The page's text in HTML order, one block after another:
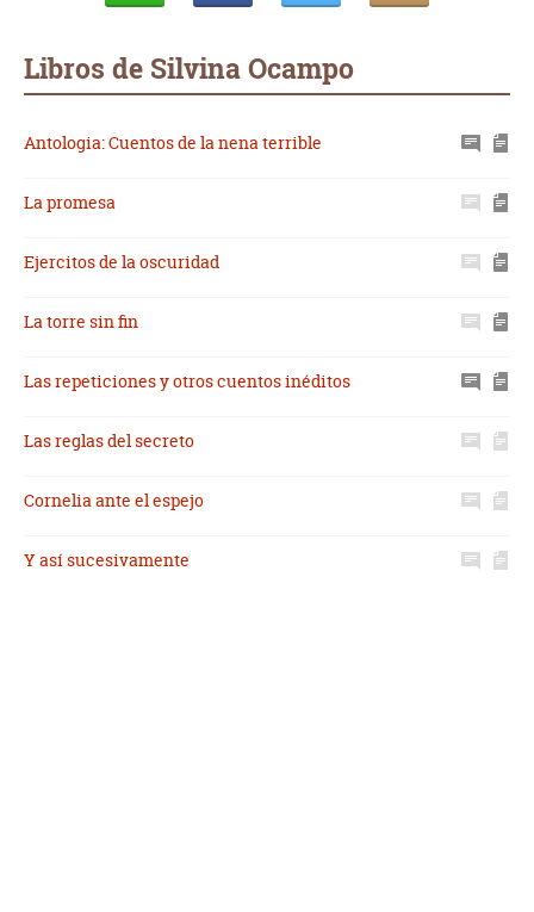
Libros de Silvina Ocampo
Antologia: Cuentos de la nena terrible
La promesa
Ejercitos de la oscuridad
La torre sin fin
Las repeticiones y otros cuentos inéditos
Las reglas del secreto
Cornelia ante el espejo
Y así sucesivamente